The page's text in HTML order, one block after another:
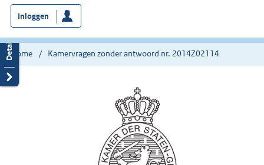
bent
nu
hier:
Inloggen
Home Kamervragen zonder antwoord nr. 2014Z02114